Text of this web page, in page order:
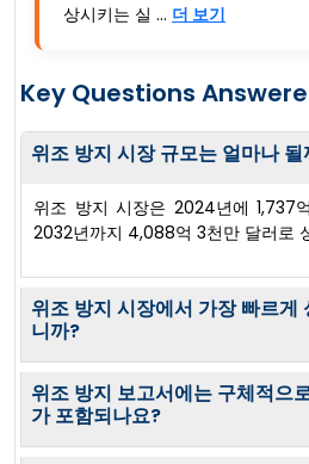
상시키는 실 ... 더 보기
Key Questions
위조 방지 시장 규모는 얼마나
위조 방지 시장은 2024년에 1,737
2032년까지 4,088억 3천만 달러로
위조 방지 시장에서 가장 빠르게
니까?
위조 방지 보고서에는 구체적으
가 포함되나요?